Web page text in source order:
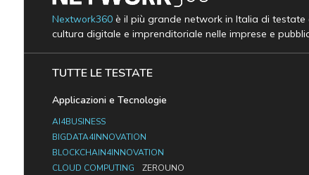
Nextwork360è il più grande network in Italia di testate
cultura digitale e imprenditoriale nelle imprese e
TUTTE LE TESTATE
Applicazioni e Tecnologie
AI4BUSINESS
BIGDATA4INNOVATION
BLOCKCHAIN4INNOVATION
CLOUD COMPUTING
ZEROUNO